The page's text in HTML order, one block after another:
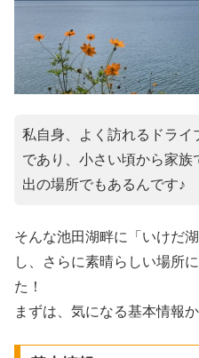
私自身、よく訪れるドライ
であり、小さい頃から家族
出の場所でもあるんです♪
そんな池田湖畔に「いけだ
し、さらに素晴らしい場所
た！
まずは、気になる基本情報